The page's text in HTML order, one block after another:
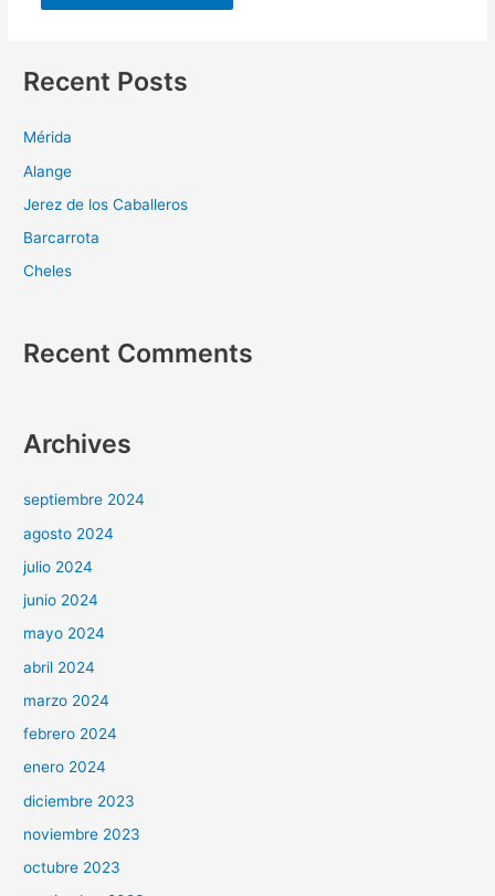
Recent Posts
Mérida
Alange
Jerez de los Caballeros
Barcarrota
Cheles
Recent Comments
Archives
septiembre 2024
agosto 2024
julio 2024
junio 2024
mayo 2024
abril 2024
marzo 2024
febrero 2024
enero 2024
diciembre 2023
noviembre 2023
octubre 2023